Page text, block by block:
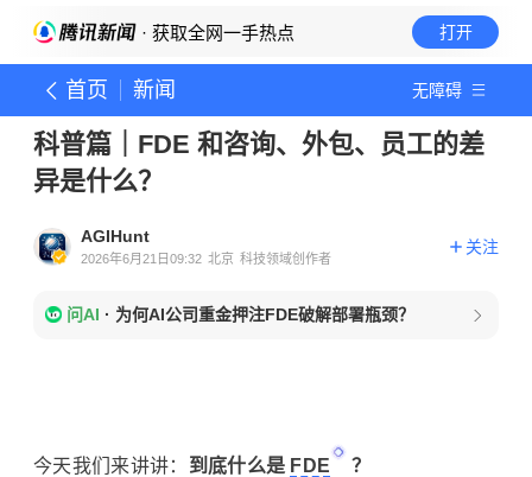
· 获取全网一手热点 打开
首页 新闻 无障碍
科普篇｜FDE 和咨询、外包、员工的差
异是什么？
AGIHunt
2026年6月21日09:32 北京 科技领域创作者
关注
问AI · 为何AI公司重金押注FDE破解部署瓶颈？
今天我们来讲讲： 到底什么是 FDE ？